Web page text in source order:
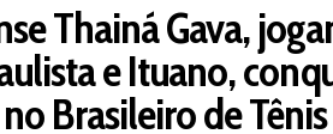
Thainá Gava,
e Ituano,
Brasileiro de